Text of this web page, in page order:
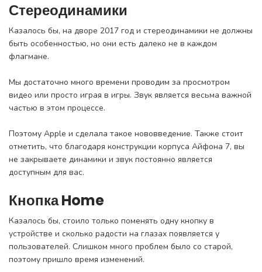
Стереодинамики
Казалось бы, на дворе 2017 год и стереодинамики не должны
быть особенностью, но они есть далеко не в каждом
флагмане.
Мы достаточно много времени проводим за просмотром
видео или просто играя в игры. Звук является весьма важной
частью в этом процессе.
Поэтому Apple и сделала такое нововведение. Также стоит
отметить, что благодаря конструкции корпуса Айфона 7, вы
не закрываете динамики и звук постоянно является
доступным для вас.
Кнопка Home
Казалось бы, стоило только поменять одну кнопку в
устройстве и сколько радости на глазах появляется у
пользователей. Слишком много проблем было со старой,
поэтому пришло время изменений.